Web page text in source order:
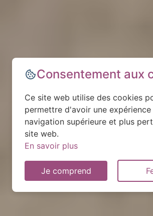
Consentement aux
Ce site web utilise des cookies
permettre d'avoir une expérience
navigation supérieure et plus
site web.
En savoir plus
Je comprend